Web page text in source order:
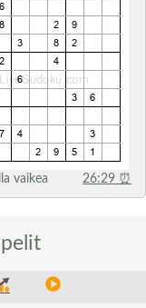
vaikea 26:29 ⏰